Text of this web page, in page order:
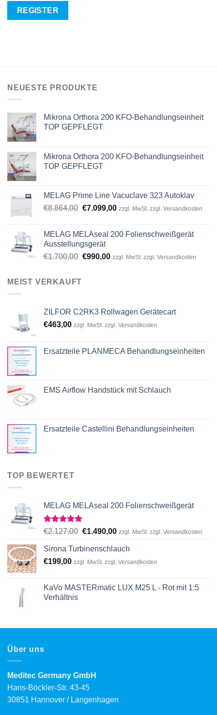
REGISTER
NEUESTE PRODUKTE
Mikrona Orthora 200 KFO-Behandlungseinheit
TOP GEPFLEGT
Mikrona Orthora 200 KFO-Behandlungseinheit
TOP GEPFLEGT
MELAG Prime Line Vacuclave 323 Autoklav
€8.864,00 Original
€8.864,00.
€7.099,00Current
€7.099,00.
zzgl. MwSt. zzgl. Versandkosten
MELAG MELAseal 200 Folienschweißgerät
Ausstellungsgerät
€1.700,00 Original
€990,00Current
zzgl. MwSt. zzgl. Versandkosten
MEIST VERKAUFT
ZILFOR C2RK3 Rollwagen Gerätecart
€463,00 zzgl. MwSt. zzgl. Versandkosten
Ersatzteile PLANMECA Behandlungseinheiten
EMS Airflow Handstück mit Schlauch
Ersatzteile Castellini Behandlungseinheiten
TOP BEWERTET
MELAG MELAseal 200 Folienschweißgerät
Rated5.00
out of 5
€2.127,00 Original
was:
€2.127,00.
€1.490,00Current
is:
€1.490,00.
zzgl. MwSt. zzgl. Versandkosten
Sirona Turbinenschlauch
€199,00 zzgl. MwSt. zzgl. Versandkosten
KaVo MASTERmatic LUX M25 L - Rot mit 1:5
Verhältnis
Über uns
Meditec Germany GmbH
Hans-Böckler-Str. 43-45
30851 Hannover / Langenhagen